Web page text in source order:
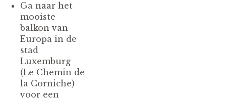
Ga naar het
mooiste
balkon van
Europa in de
stad
Luxemburg
(Le Chemin de
la Corniche)
voor een